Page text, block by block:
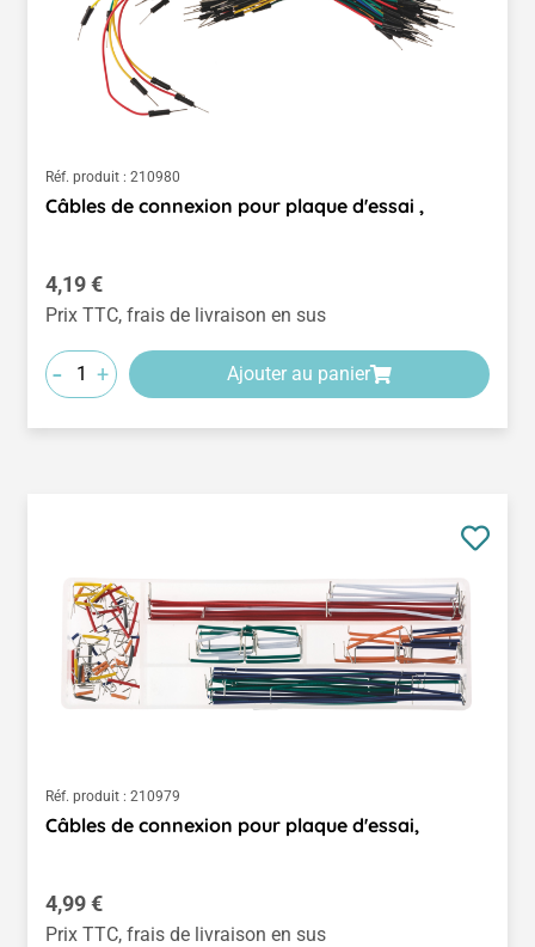
Réf. produit : 210980
Câbles de connexion pour plaque d'essai ,
Prix régulier :
4,19 €
Prix TTC, frais de livraison en sus
- + Ajouter au panier
Réf. produit : 210979
Câbles de connexion pour plaque d'essai,
Prix régulier :
4,99 €
Prix TTC, frais de livraison en sus